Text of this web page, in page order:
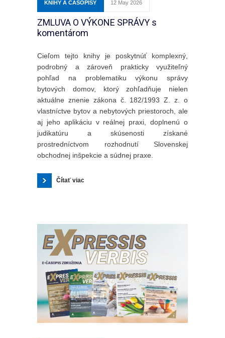
KNIHY A ČASOPISY 12 May 2026
ZMLUVA O VÝKONE SPRÁVY s
komentárom
Cieľom tejto knihy je poskytnúť komplexný,
podrobný a zároveň prakticky využiteľný
pohľad na problematiku výkonu správy
bytových domov, ktorý zohľadňuje nielen
aktuálne znenie zákona č. 182/1993 Z. z. o
vlastníctve bytov a nebytových priestoroch, ale
aj jeho aplikáciu v reálnej praxi, doplnenú o
judikatúru a skúsenosti získané
prostredníctvom rozhodnutí Slovenskej
obchodnej inšpekcie a súdnej praxe.
Čítať viac